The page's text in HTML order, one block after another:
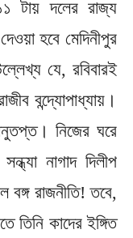
টায় দলের রাজ্য
হবে মেদিনীপুর
যে, রবিবারই
বন্দ্যোপাধ্যায়।
নিজের ঘরে
নাগাদ দিলীপ
রাজনীতি! তবে,
তিনি কাদের ইঙ্গিত